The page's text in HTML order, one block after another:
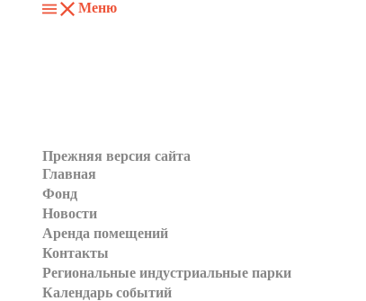
Меню
Прежняя версия сайта
Главная
Фонд
Новости
Аренда помещений
Контакты
Региональные индустриальные парки
Календарь событий